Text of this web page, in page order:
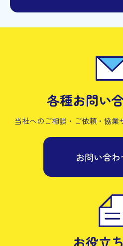
各種お問い
当社へのご相談・ご依頼・協業
お問い合わ
お役立